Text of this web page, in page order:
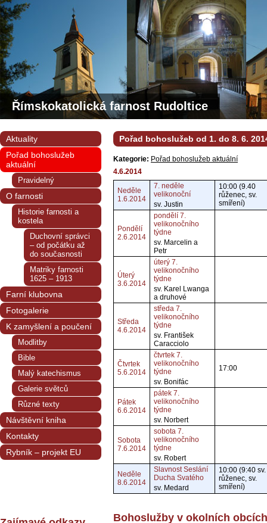
Římskokatolická farnost Rudoltice
Pořad bohoslužeb od 1. do 8. 6.
Kategorie: Pořad bohoslužeb aktuální
4.6.2014
Neděle
1.6.2014
7. neděle
velikonoční
sv. Justin
10:00 (9.40
růženec, sv.
smíření)
Pondělí
2.6.2014
pondělí 7.
velikonočního
týdne
sv. Marcelin a
Petr
Úterý
3.6.2014
úterý 7.
velikonočního
týdne
sv. Karel Lwanga
a druhové
Středa
4.6.2014
středa 7.
velikonočního
týdne
sv. František
Caracciolo
Čtvrtek
5.6.2014
čtvrtek 7.
velikonočního
týdne
sv. Bonifác
17:00
Pátek
6.6.2014
pátek 7.
velikonočního
týdne
sv. Norbert
Sobota
7.6.2014
sobota 7.
velikonočního
týdne
sv. Robert
Neděle
8.6.2014
Slavnost Seslání
Ducha Svatého
sv. Medard
10:00 (9:40 sv.
růženec, sv.
smíření)
Bohoslužby v okolních obcích
Aktuality
Pořad bohoslužeb
aktuální
Pravidelný
O farnosti
Historie farnosti a
kostela
Duchovní správci
– od počátku až
do současnosti
Matriky farnosti
1625 – 1913
Farní klubovna
Fotogalerie
K zamyšlení a poučení
Modlitby
Bible
Malý katechismus
Galerie světců
Různé texty
Návštěvní kniha
Kontakty
Rybník – projekt EU